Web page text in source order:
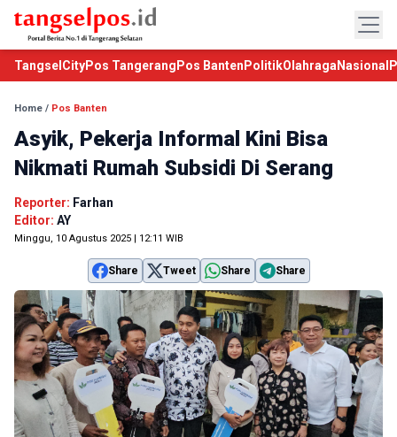
TangselCityPos Tangerang Pos Banten PolitikOlahraga Nasional
Home / Pos Banten
Asyik, Pekerja Informal Kini Bisa
Nikmati Rumah Subsidi Di Serang
Reporter: Farhan
Editor: AY
Minggu, 10 Agustus 2025 | 12:11 WIB
Share Tweet Share Share